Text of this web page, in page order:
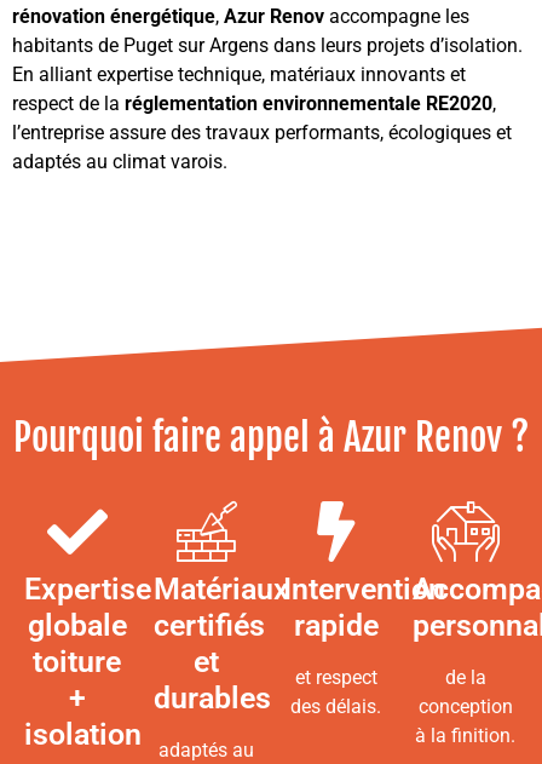
rénovation énergétique, Azur Renov accompagne les
habitants de Puget sur Argens dans leurs projets d’isolation.
En alliant expertise technique, matériaux innovants et
respect de la réglementation environnementale RE2020,
l’entreprise assure des travaux performants, écologiques et
adaptés au climat varois.
Pourquoi faire appel à Azur Renov ?
Expertise
globale
toiture
+
isolation
Matériaux
certifiés
et
durables
adaptés au
Intervention
rapide
et respect
des délais.
de la
conception
à la finition.